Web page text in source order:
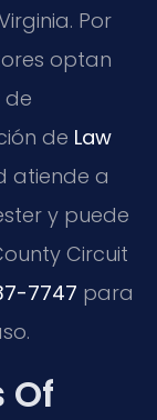
Por
optan
de
de Law
atiende a
y puede
Circuit
7747 para
Of